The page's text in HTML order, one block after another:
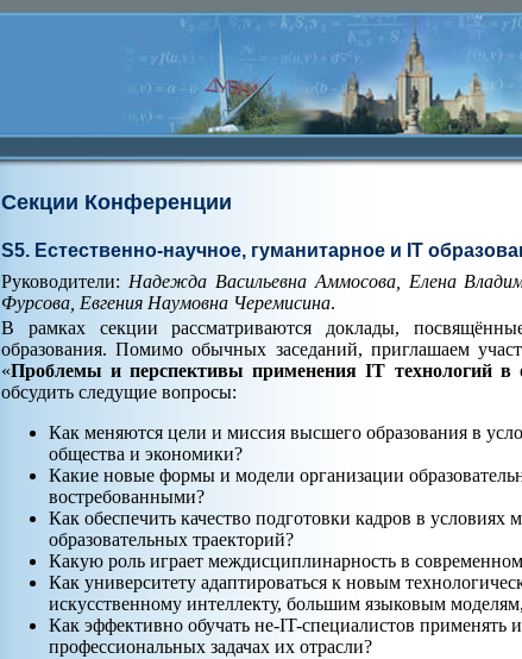
Секции Конференции
S5. Естественно-научное, гуманитарное и IT
Руководители: Надежда Васильевна Аммосова, Елена
Фурсова, Евгения Наумовна Черемисина.
В рамках секции рассматриваются доклады,
образования. Помимо обычных заседаний, приглашаем
«Проблемы и перспективы применения IT технологий в
обсудить следущие вопросы:
Как меняются цели и миссия высшего образования в
общества и экономики?
Какие новые формы и модели организации
востребованными?
Как обеспечить качество подготовки кадров в условиях
образовательных траекторий?
Какую роль играет междисциплинарность в
Как университету адаптироваться к новым
искусственному интеллекту, большим языковым
Как эффективно обучать не-IT-специалистов
профессиональных задачах их отрасли?